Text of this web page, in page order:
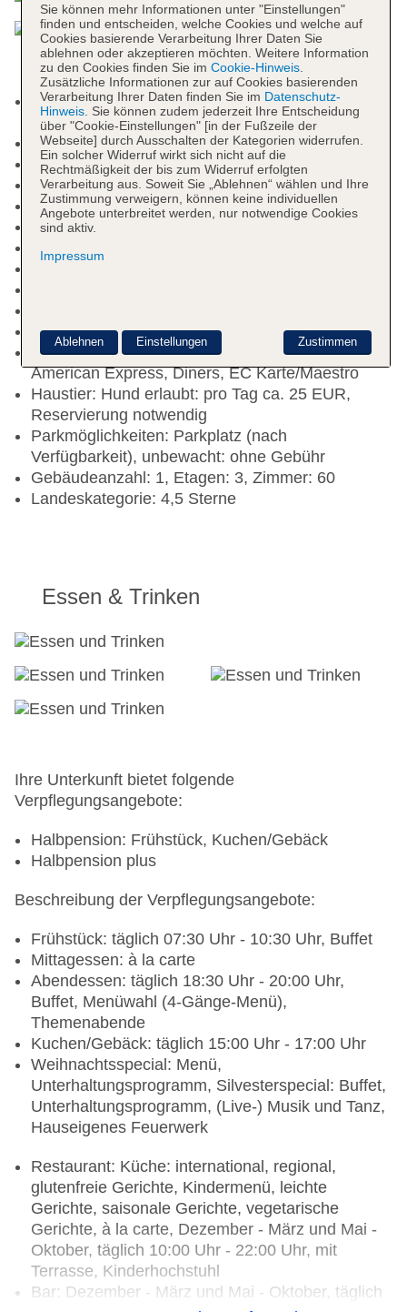
Kurtaxe/Ökotaxe/Touristensteuer zahlbar vor Ort:
pro Tag ca. 3.5 EUR
Nichtraucherhotel
Check-in Zeit ab 14:00 Uhr
Check-out Zeit bis 10:30 Uhr
Rezeption
Lift
Kaminzimmer
Sonnenterrasse
Wäscheservice: gegen Gebühr
Zahlungsarten: TUI Card / VISA, MasterCard,
American Express, Diners, EC Karte/Maestro
Haustier: Hund erlaubt: pro Tag ca. 25 EUR,
Reservierung notwendig
Parkmöglichkeiten: Parkplatz (nach
Verfügbarkeit), unbewacht: ohne Gebühr
Gebäudeanzahl: 1, Etagen: 3, Zimmer: 60
Landeskategorie: 4,5 Sterne
Essen & Trinken
Ihre Unterkunft bietet folgende
Verpflegungsangebote:
Halbpension: Frühstück, Kuchen/Gebäck
Halbpension plus
Beschreibung der Verpflegungsangebote:
Frühstück: täglich 07:30 Uhr - 10:30 Uhr, Buffet
Mittagessen: à la carte
Abendessen: täglich 18:30 Uhr - 20:00 Uhr,
Buffet, Menüwahl (4-Gänge-Menü),
Themenabende
Kuchen/Gebäck: täglich 15:00 Uhr - 17:00 Uhr
Weihnachtsspecial: Menü,
Unterhaltungsprogramm, Silvesterspecial: Buffet,
Unterhaltungsprogramm, (Live-) Musik und Tanz,
Hauseigenes Feuerwerk
Restaurant: Küche: international, regional,
glutenfreie Gerichte, Kindermenü, leichte
Gerichte, saisonale Gerichte, vegetarische
Gerichte, à la carte, Dezember - März und Mai -
Oktober, täglich 10:00 Uhr - 22:00 Uhr, mit
Terrasse, Kinderhochstuhl
Bar: Dezember - März und Mai - Oktober, täglich
Sie können mehr Informationen unter "Einstellungen"
finden und entscheiden, welche Cookies und welche auf
Cookies basierende Verarbeitung Ihrer Daten Sie
ablehnen oder akzeptieren möchten. Weitere Information
zu den Cookies finden Sie im Cookie-Hinweis.
Zusätzliche Informationen zur auf Cookies basierenden
Verarbeitung Ihrer Daten finden Sie im Datenschutz-
Hinweis. Sie können zudem jederzeit Ihre Entscheidung
über "Cookie-Einstellungen" [in der Fußzeile der
Webseite] durch Ausschalten der Kategorien widerrufen.
Ein solcher Widerruf wirkt sich nicht auf die
Rechtmäßigkeit der bis zum Widerruf erfolgten
Verarbeitung aus. Soweit Sie „Ablehnen“ wählen und Ihre
Zustimmung verweigern, können keine individuellen
Angebote unterbreitet werden, nur notwendige Cookies
sind aktiv.
Impressum
Zustimmen
Ablehnen Einstellungen